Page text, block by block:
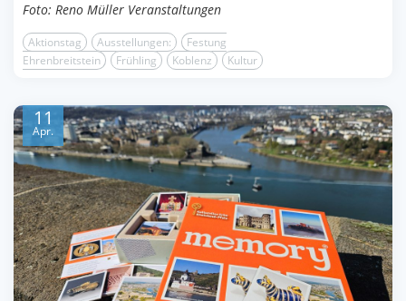
Foto: Reno Müller Veranstaltungen
Aktionstag Ausstellungen:
Festung
Ehrenbreitstein
Frühling Koblenz Kultur
11
Apr.